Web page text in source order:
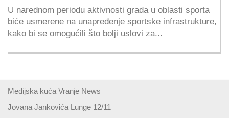
U narednom periodu aktivnosti grada u oblasti sporta
biće usmerene na unapređenje sportske infrastrukture,
kako bi se omogućili što bolji uslovi za...
Medijska kuća Vranje News
Jovana Jankovića Lunge 12/11